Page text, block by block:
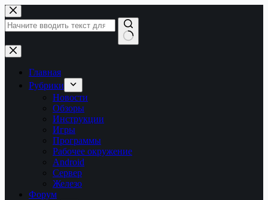
Перейти
к
сути
Ничего
не
найденоГлавная
Рубрики
Новости
Обзоры
Инструкции
Игры
Программы
Рабочее окружение
Android
Сервер
Железо
Форум